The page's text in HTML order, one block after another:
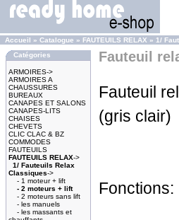
Accueil » Catalogue » FAUTEUILS RELAX » 1/
Catégories
ARMOIRES->
ARMOIRES A
CHAUSSURES
BUREAUX
CANAPES ET SALONS
CANAPES-LITS
CHAISES
CHEVETS
CLIC CLAC & BZ
COMMODES
FAUTEUILS
FAUTEUILS RELAX->
1/ Fauteuils Relax
Classiques->
- 1 moteur + lift
- 2 moteurs + lift
- 2 moteurs sans lift
- les manuels
- les massants et
Fauteuil
Fauteuil
(gris clair)
Fonctions: